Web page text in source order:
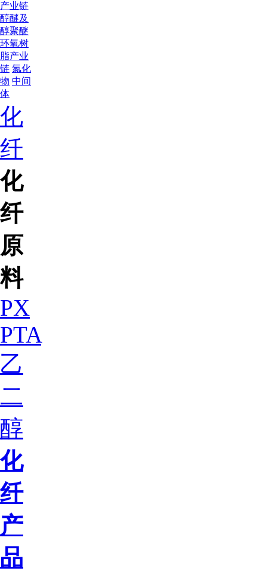
产业链
醇醚及
醇聚醚
环氧树
脂产业
链 氯化
物 中间
体
化
纤
化
纤
原
料
PX
PTA
乙
二
醇
化
纤
产
品